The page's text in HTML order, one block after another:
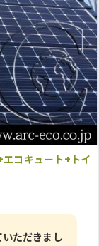
コキュート+トイ
ただきまし